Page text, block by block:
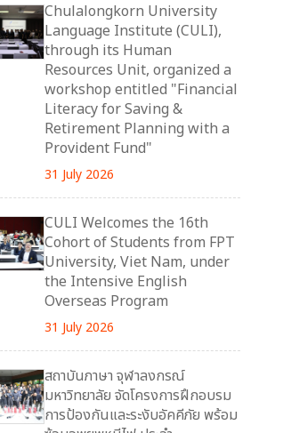
Chulalongkorn University
Language Institute (CULI),
through its Human
Resources Unit, organized a
workshop entitled "Financial
Literacy for Saving &
Retirement Planning with a
Provident Fund"
31 July 2026
CULI Welcomes the 16th
Cohort of Students from FPT
University, Viet Nam, under
the Intensive English
Overseas Program
31 July 2026
สถาบันภาษา จุฬาลงกรณ์
มหาวิทยาลัย จัดโครงการฝึกอบรม
การป้องกันและระงับอัคคีภัย พร้อม